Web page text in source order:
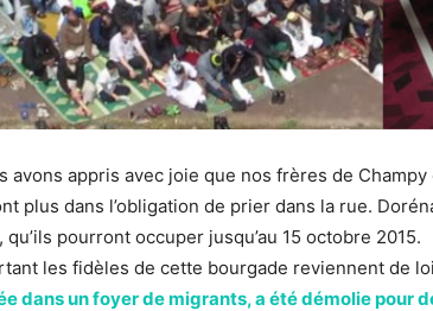
avons appris avec joie que nos frères de
plus dans l’obligation de prier dans la rue.
qu’ils pourront occuper jusqu’au 15 octobre 2015.
les fidèles de cette bourgade reviennent de
dans un foyer de migrants, a été démolie pour